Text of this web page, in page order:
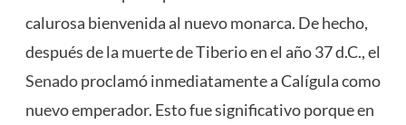
calurosa bienvenida al nuevo monarca. De hecho,
después de la muerte de Tiberio en el año 37 d.C., el
Senadoproclamó inmediatamente a Calígula como
nuevo emperador. Esto fue significativo porque en